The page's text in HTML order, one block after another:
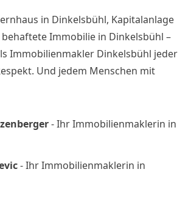
in Dinkelsbühl, Kapitalanlage
Immobilie in Dinkelsbühl –
Immobilienmakler Dinkelsbühl jeder
Und jedem Menschen mit
- Ihr Immobilienmaklerin in
- Ihr Immobilienmaklerin in